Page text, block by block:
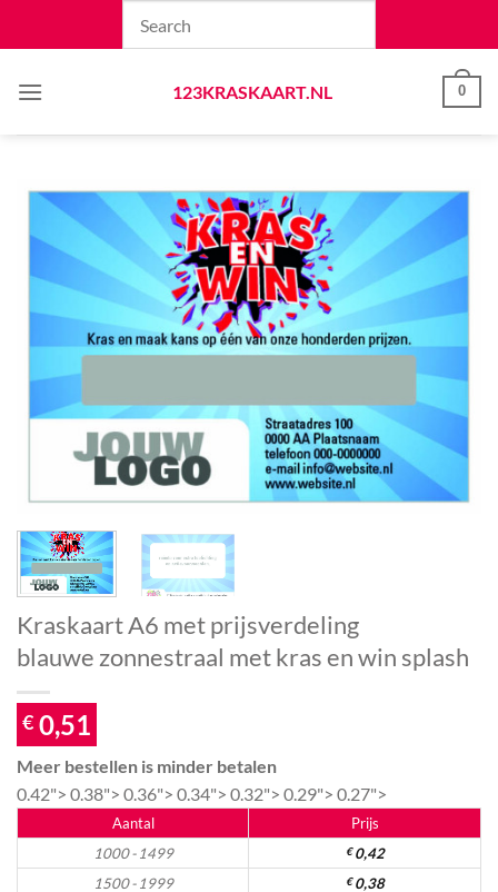
123KRASKAART.NL
0
Kraskaart A6 met prijsverdeling
blauwe zonnestraal met kras en win splash
€ 0,51
Meer bestellen is minder betalen
0.42"> 0.38"> 0.36"> 0.34"> 0.32"> 0.29"> 0.27">
Aantal
Prijs
1000 - 1499
€0,42
1500 - 1999
€0,38